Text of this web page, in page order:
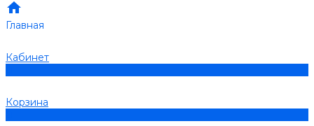
Главная
Кабинет
Корзина